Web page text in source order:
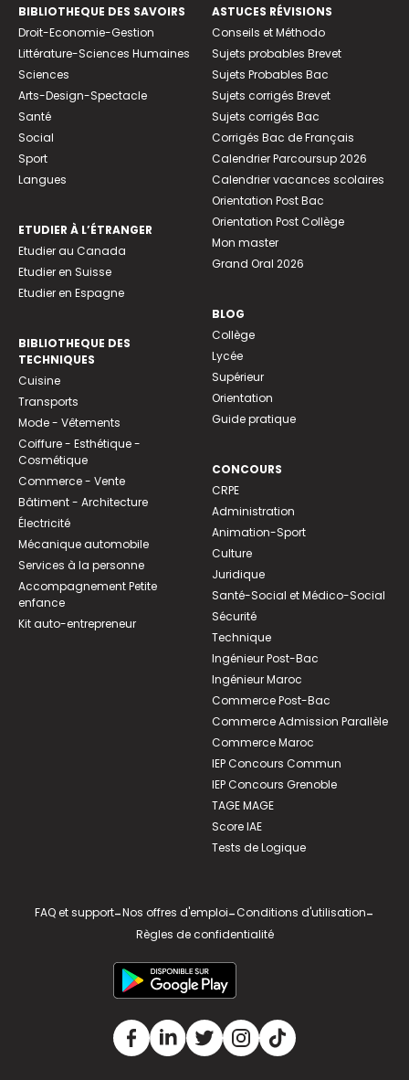
BIBLIOTHEQUE DES SAVOIRS
Droit-Economie-Gestion
Littérature-Sciences Humaines
Sciences
Arts-Design-Spectacle
Santé
Social
Sport
Langues
ETUDIER À L’ÉTRANGER
Etudier au Canada
Etudier en Suisse
Etudier en Espagne
BIBLIOTHEQUE DES
TECHNIQUES
Cuisine
Transports
Mode - Vêtements
Coiffure - Esthétique -
Cosmétique
Commerce - Vente
Bâtiment - Architecture
Électricité
Mécanique automobile
Services à la personne
Accompagnement Petite
enfance
Kit auto-entrepreneur
ASTUCES RÉVISIONS
Conseils et Méthodo
Sujets probables Brevet
Sujets Probables Bac
Sujets corrigés Brevet
Sujets corrigés Bac
Corrigés Bac de Français
Calendrier Parcoursup 2026
Calendrier vacances scolaires
Orientation Post Bac
Orientation Post Collège
Mon master
Grand Oral 2026
BLOG
Collège
Lycée
Supérieur
Orientation
Guide pratique
CONCOURS
CRPE
Administration
Animation-Sport
Culture
Juridique
Santé-Social et Médico-Social
Sécurité
Technique
Ingénieur Post-Bac
Ingénieur Maroc
Commerce Post-Bac
Commerce Admission Parallèle
Commerce Maroc
IEP Concours Commun
IEP Concours Grenoble
TAGE MAGE
Score IAE
Tests de Logique
FAQ et support-Nos offres d'emploi-Conditions d'utilisation-
Règles de confidentialité